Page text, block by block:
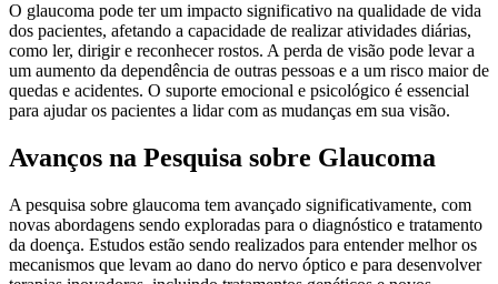
O glaucoma pode ter um impacto significativo na qualidade de vida
dos pacientes, afetando a capacidade de realizar atividades diárias,
como ler, dirigir e reconhecer rostos. A perda de visão pode levar a
um aumento da dependência de outras pessoas e a um risco maior de
quedas e acidentes. O suporte emocional e psicológico é essencial
para ajudar os pacientes a lidar com as mudanças em sua visão.
Avanços na Pesquisa sobre Glaucoma
A pesquisa sobre glaucoma tem avançado significativamente, com
novas abordagens sendo exploradas para o diagnóstico e tratamento
da doença. Estudos estão sendo realizados para entender melhor os
mecanismos que levam ao dano do nervo óptico e para desenvolver